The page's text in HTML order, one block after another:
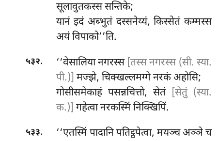
सूलावुतकस्स सन्तिके;
यानं इदं अब्भुतं दस्सनेय्यं, किस्सेतं कम्मस्स
अयं विपाको’’ति.
५३२. ‘‘वेसालियानगरस्स [तस्स नगरस्स (सी. स्या.
पी.)] मज्झे, चिक्खल्लमग्गे नरकं अहोसि;
गोसीसमेकाहं पसन्नचित्तो, सेतं [सेतुं (स्या.
क.)] गहेत्वा नरकस्मिं निक्खिपिं.
५३३.
‘‘एतस्मिं पादानि पतिट्ठपेत्वा, मयञ्च अञ्ञे च